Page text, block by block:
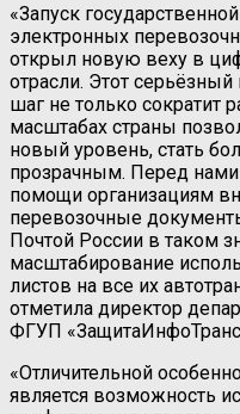
«Запуск
электронных
открыл новую веху в
отрасли. Этот
шаг не только сократит
масштабах страны
новый уровень, стать
прозрачным. Перед нами
помощи организациям
перевозочные
Почтой России в таком
масштабирование
листов на все их
отметила директор
ФГУП
«Отличительной
является возможность